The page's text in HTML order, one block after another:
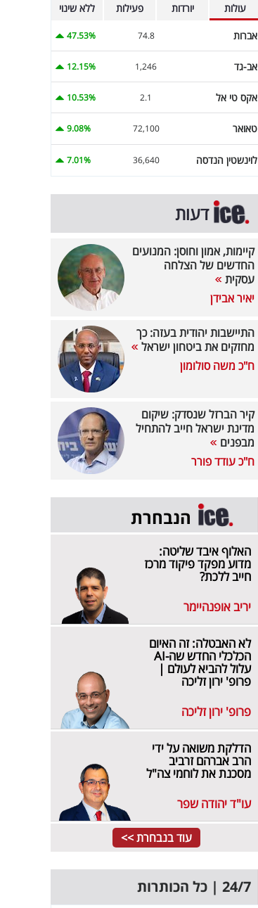
עולות יורדות פעילות ללא שינוי
אברות 74.8
47.53%
אב-גד 1,246
12.15%
אקס טי אל 2.1
10.53%
טאואר 72,100
9.08%
לוינשטין הנדסה 36,640
7.01%
דעות
קיימות, אמון וחוסן: המנועים
החדשים של הצלחה
עסקית
יאיר אבידן
התיישבות יהודית בעזה: כך
מחזקים את ביטחון ישראל
ח"כ משה סולומון
קיר הברזל שנסדק: שיקום
מדינת ישראל חייב להתחיל
מבפנים
ח"כ עודד פורר
הנבחרת
האלוף איבד שליטה:
מדוע מפקד פיקוד מרכז
חייב ללכת?
יריב אופנהיימר
לא האבטלה: זה האיום
הכלכלי החדש שה-AI
עלול להביא לעולם |
פרופ' ירון זליכה
פרופ' ירון זליכה
הדלקת משואה על ידי
הרב אברהם זרביב
מסכנת את לוחמי צה"ל
עו"ד יהודה שפר
עוד בנבחרת >>
24/7 | כל הכותרות